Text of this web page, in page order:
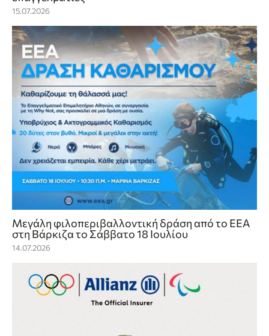
15.07.2026
Mεγάλη φιλοπεριβαλλοντική δράση από το ΕΕΑ
στη Βάρκιζα το Σάββατο 18 Ιουλίου
14.07.2026